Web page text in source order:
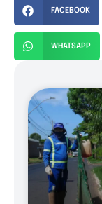
FACEBOOK
WHATSAPP